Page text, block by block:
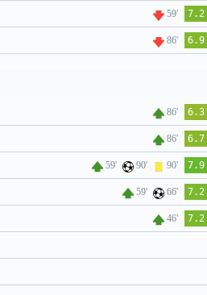
59' 7.2
86' 6.9
86' 6.3
86' 6.7
59' 90' 90' 7.9
59' 66' 7.2
46' 7.2